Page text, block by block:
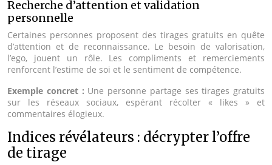
Recherche d’attention et validation
personnelle
Certaines personnes proposent des tirages gratuits en quête
d’attention et de reconnaissance. Le besoin de valorisation,
l’ego, jouent un rôle. Les compliments et remerciements
renforcent l’estime de soi et le sentiment de compétence.
Exemple concret : Une personne partage ses tirages gratuits
sur les réseaux sociaux, espérant récolter « likes » et
commentaires élogieux.
Indices révélateurs : décrypter l’offre
de tirage